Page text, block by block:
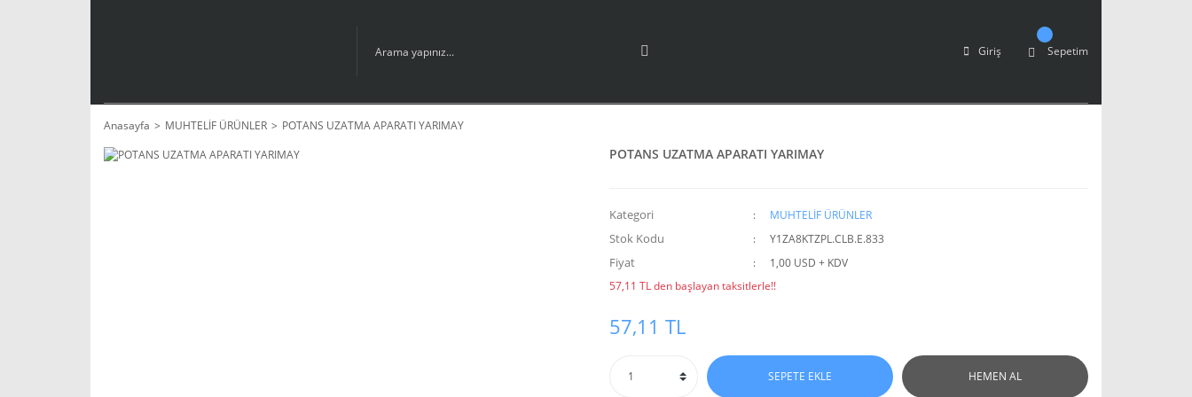
Giriş Sepetim
Anasayfa MUHTELİF ÜRÜNLER POTANS UZATMA APARATI YARIMAY
POTANS UZATMA APARATI YARIMAY
Kategori MUHTELİF ÜRÜNLER
Stok Kodu Y1ZA8KTZPL.CLB.E.833
Fiyat
1,00 USD + KDV
57,11 TL den başlayan taksitlerle!!
57,11 TL
SEPETE EKLE HEMEN AL